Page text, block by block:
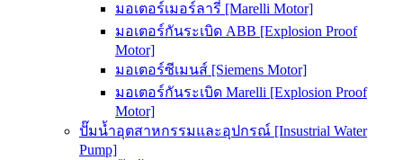
มอเตอร์เมอร์ลารี่ [Marelli Motor]
มอเตอร์กันระเบิด ABB [Explosion Proof
Motor]
มอเตอร์ซีเมนส์ [Siemens Motor]
มอเตอร์กันระเบิด Marelli [Explosion Proof
Motor]
ปั๊มน้ำอุตสาหกรรมและอุปกรณ์ [Insustrial Water
Pump]